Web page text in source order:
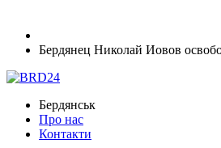
Бердянец Николай Иовов
Бердянськ
Про нас
Контакти